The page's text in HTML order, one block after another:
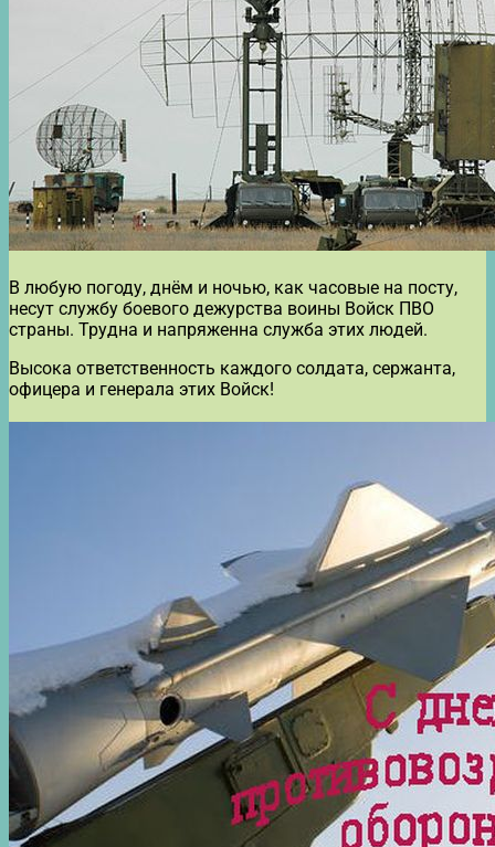
В любую погоду, днём и ночью, как часовые на посту,
несут службу боевого дежурства воины Войск ПВО
страны. Трудна и напряженна служба этих людей.
Высока ответственность каждого солдата, сержанта,
офицера и генерала этих Войск!